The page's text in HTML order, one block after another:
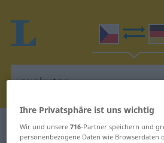
Tschechisch-Deutsch
Ihre Privatsphäre ist uns wichtig
Wir und unsere716-Partner speichern und
personenbezogene Daten wie Browserdaten